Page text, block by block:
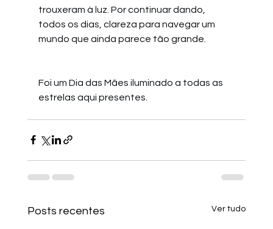
trouxeram à luz. Por continuar dando,
todos os dias, clareza para navegar um
mundo que ainda parece tão grande.
Foi um Dia das Mães iluminado a todas as
estrelas aqui presentes.
Posts recentes Ver tudo